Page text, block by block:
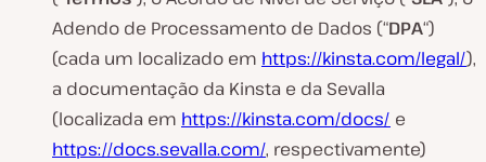
Adendo de Processamento de Dados (“DPA“)
(cada um localizado em https://kinsta.com/legal/),
a documentação da Kinsta e da Sevalla
(localizada em https://kinsta.com/docs/ e
https://docs.sevalla.com/, respectivamente)